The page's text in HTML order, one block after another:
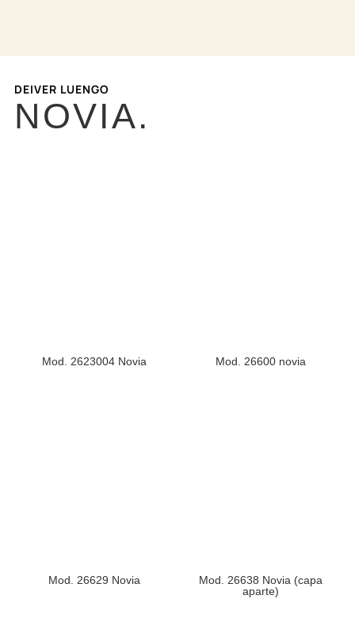
DEIVER LUENGO
NOVIA.
Mod. 2623004 Novia Mod. 26600 novia
Mod. 26629 Novia
Mod. 26638 Novia (capa
aparte)